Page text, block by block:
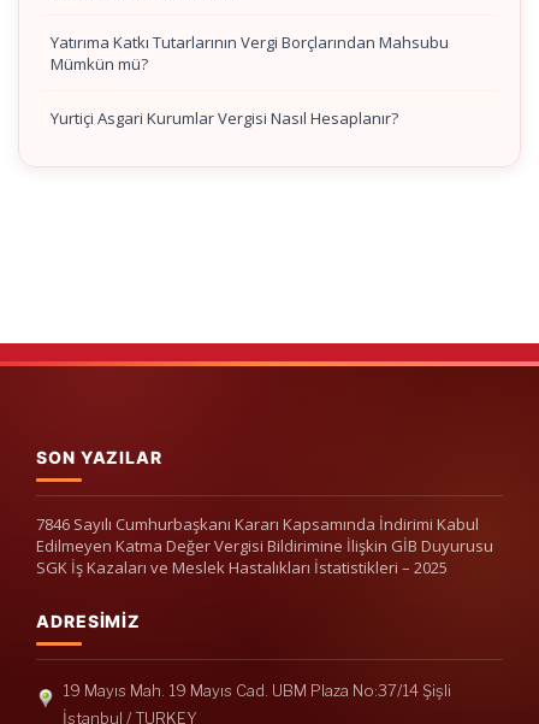
Yatırıma Katkı Tutarlarının Vergi Borçlarından Mahsubu
Mümkün mü?
Yurtiçi Asgari Kurumlar Vergisi Nasıl Hesaplanır?
SON YAZILAR
7846 Sayılı Cumhurbaşkanı Kararı Kapsamında İndirimi Kabul
Edilmeyen Katma Değer Vergisi Bildirimine İlişkin GİB Duyurusu
SGK İş Kazaları ve Meslek Hastalıkları İstatistikleri – 2025
ADRESIMIZ
19 Mayıs Mah. 19 Mayıs Cad. UBM Plaza No:37/14 Şişli
İstanbul / TURKEY